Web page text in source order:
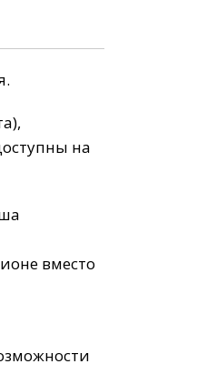
на
вместо